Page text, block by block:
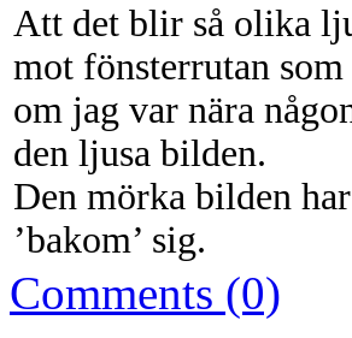
Att det blir så olika
mot fönsterrutan
om jag var nära
den ljusa bilden.
Den mörka bilden
’bakom’ sig.
Comments (0)